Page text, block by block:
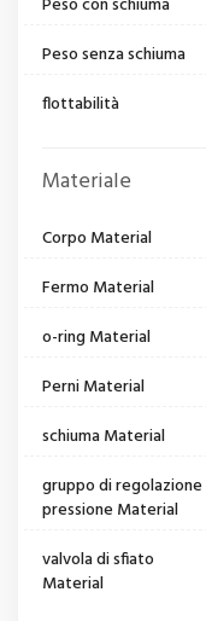
Peso con schiuma
Peso senza schiuma
flottabilità
Materiale
Corpo Material
Fermo Material
o-ring Material
Perni Material
schiuma Material
gruppo di regolazione
pressione Material
valvola di sfiato
Material